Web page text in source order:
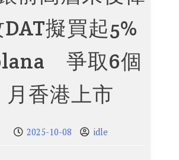
擬買起5%
爭取6個
月香港上市
2025-10-08 idle